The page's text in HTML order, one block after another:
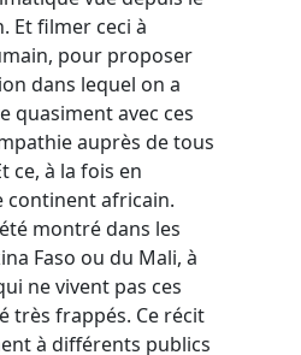
Et filmer ceci à
pour proposer
dans lequel on a
quasiment avec ces
auprès de tous
ce, à la fois en
continent africain.
montré dans les
Faso ou du Mali, à
ne vivent pas ces
très frappés. Ce récit
à différents publics